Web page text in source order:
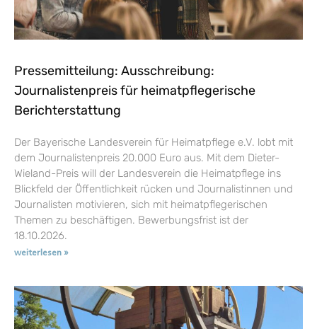
Pressemitteilung: Ausschreibung:
Journalistenpreis für heimatpflegerische
Berichterstattung
Der Bayerische Landesverein für Heimatpflege e.V. lobt mit
dem Journalistenpreis 20.000 Euro aus. Mit dem Dieter-
Wieland-Preis will der Landesverein die Heimatpflege ins
Blickfeld der Öffentlichkeit rücken und Journalistinnen und
Journalisten motivieren, sich mit heimatpflegerischen
Themen zu beschäftigen. Bewerbungsfrist ist der
18.10.2026.
weiterlesen »